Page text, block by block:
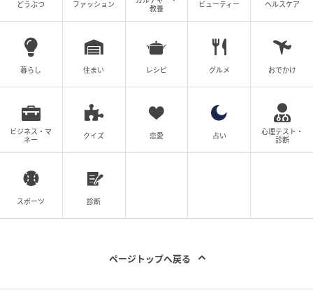
メインの煮込みハンバーグとサブのチキンカツ（トマ
トソース）[/caption]
煮込みハンバーグは熱々なのがいいところです。柔ら
かく弾力のあるハンバーグと、煮込みのソースが絡ま
って、至福のひとときです。デミグラスソースかと思
感じの、今までに味わったことのないソースでした。
どうぶつ ファッション
教養
ビューティー ヘルスケア
暮らし 住まい レシピ グルメ おでかけ
ビジネス・マ
ネー
クイズ 恋愛 占い
心理テスト・
診断
スポーツ 診断
ページトップへ戻る